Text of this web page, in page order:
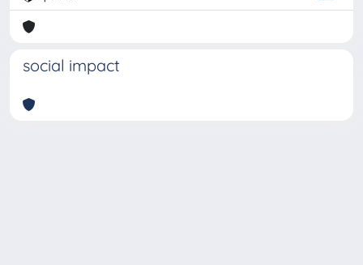
social impact